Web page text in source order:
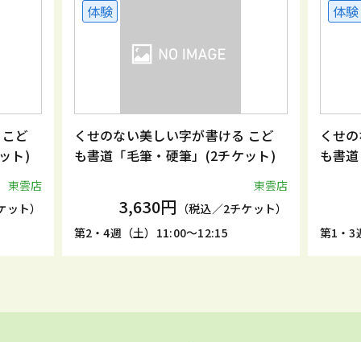
ど
ト)
東雲店
ト）
体験
くせのない美しい字が書ける こど
も書道「毛筆・硬筆」(2チケット)
東雲店
3,630円 （税込／2チケット）
第2・4週（土）11:00～12:15
体験
くせ
も書
第1・3